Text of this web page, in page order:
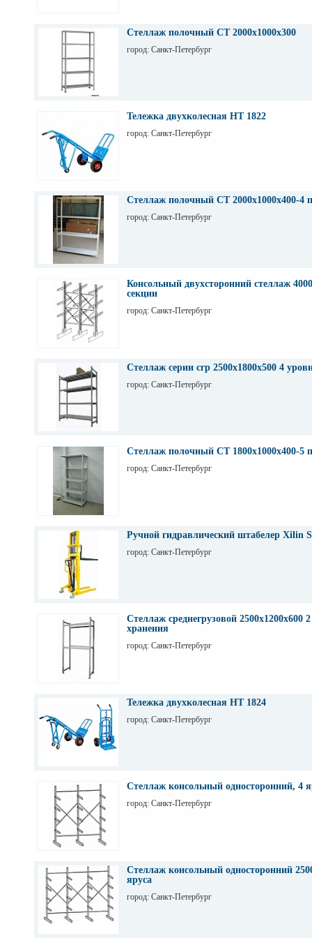
Стеллаж полочный СТ 2000х1000х300
город: Санкт-Петербург
Тележка двухколесная НТ 1822
город: Санкт-Петербург
Стеллаж полочный СТ 2000х1000х400-4
город: Санкт-Петербург
Консольный двухсторонний стеллаж
секции
город: Санкт-Петербург
Стеллаж серии сгр 2500х1800х500 4
город: Санкт-Петербург
Стеллаж полочный СТ 1800х1000х400-5
город: Санкт-Петербург
Ручной гидравлический штабелер Xilin
город: Санкт-Петербург
Стеллаж среднегрузовой 2500х1200х600
хранения
город: Санкт-Петербург
Тележка двухколесная НТ 1824
город: Санкт-Петербург
Стеллаж консольный односторонний, 4
город: Санкт-Петербург
Стеллаж консольный односторонний
яруса
город: Санкт-Петербург